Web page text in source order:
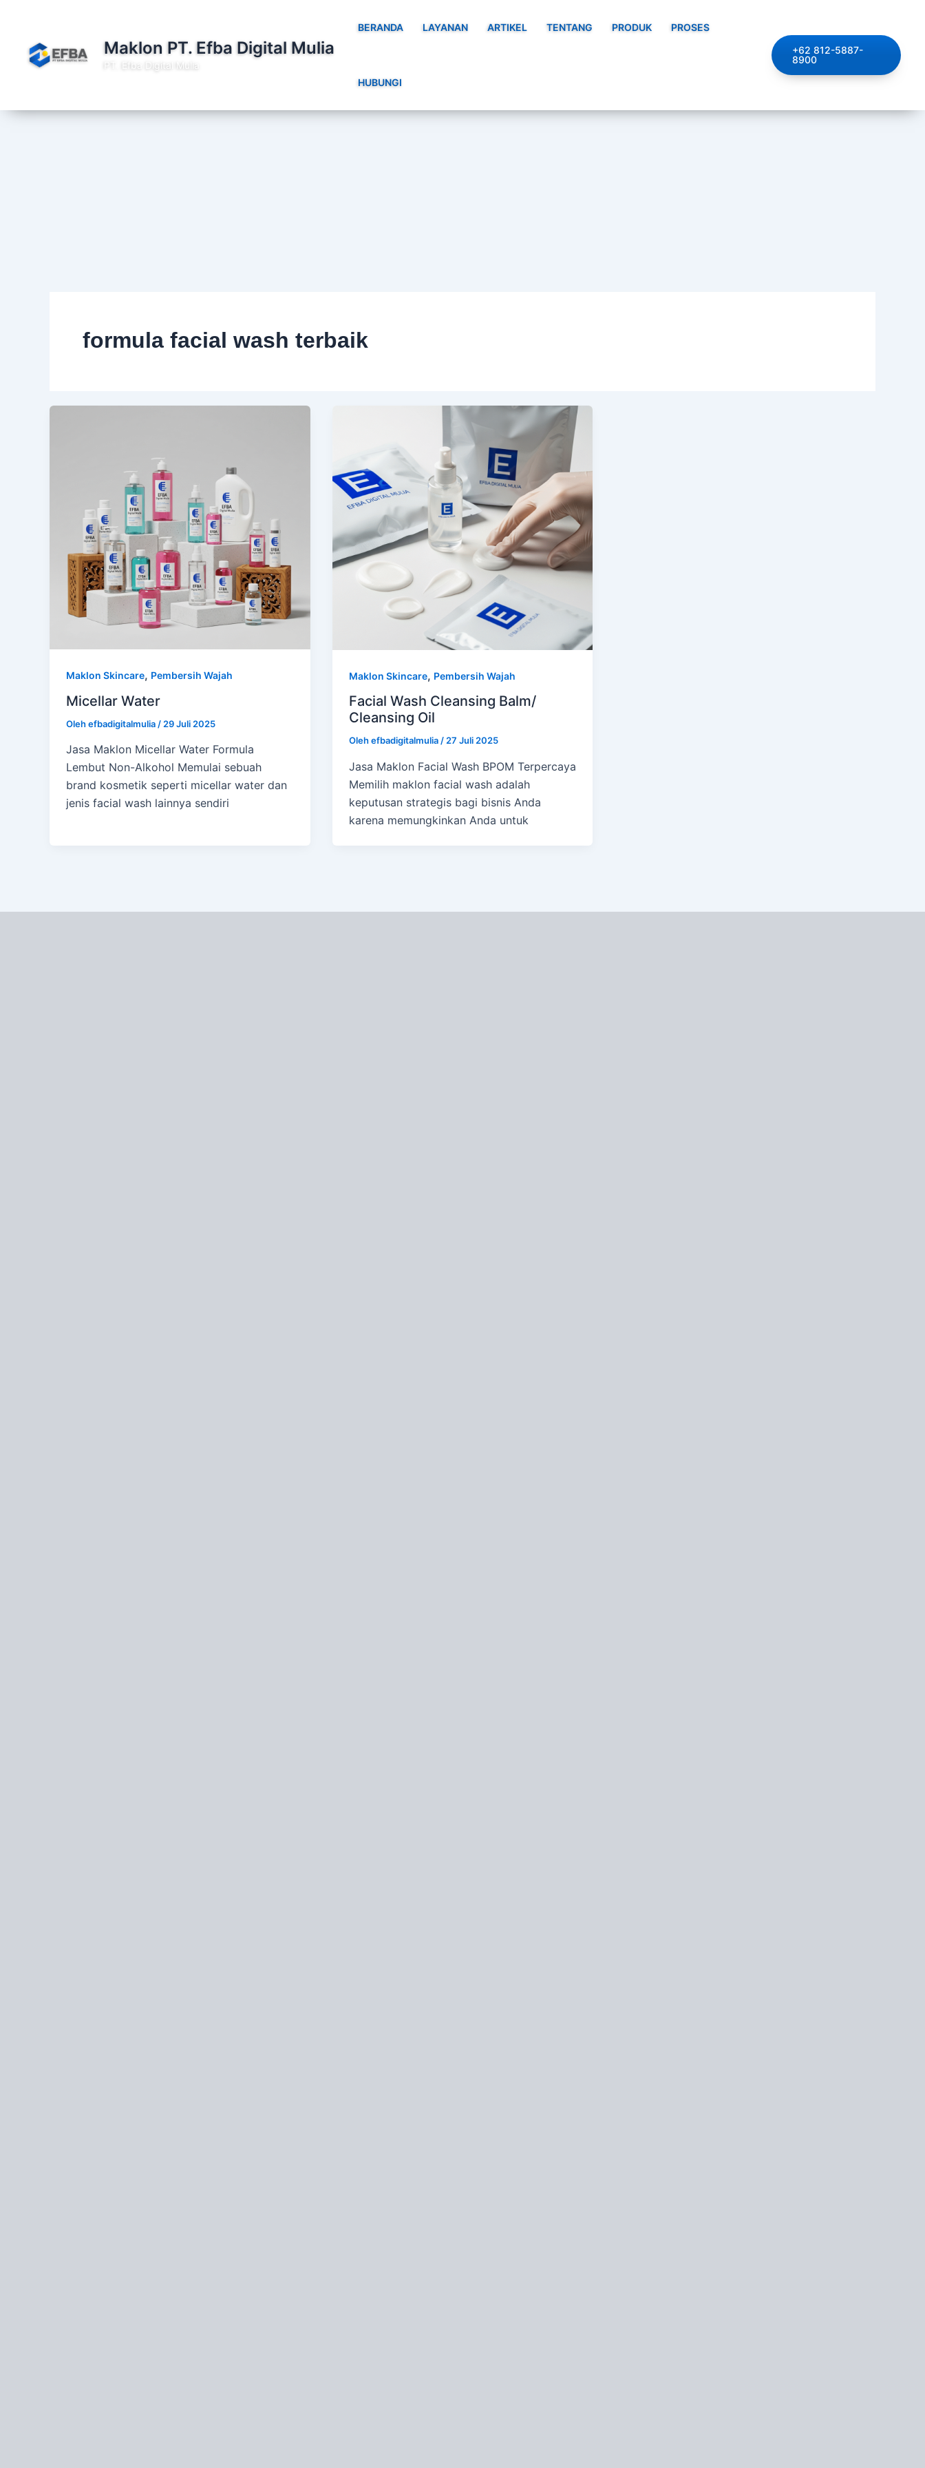
konten
Maklon PT. Efba Digital Mulia
PT. Efba Digital Mulia
BERANDA LAYANAN ARTIKEL TENTANG PRODUK PROSES
HUBUNGI
+62 812-5887-
8900
formula facial wash terbaik
Maklon Skincare, Pembersih Wajah
Micellar Water
Olehefbadigitalmulia / 29 Juli 2025
Jasa Maklon Micellar Water Formula
Lembut Non-Alkohol Memulai sebuah
brand kosmetik seperti micellar water dan
jenis facial wash lainnya sendiri
Maklon Skincare, Pembersih Wajah
Facial Wash Cleansing Balm/
Cleansing Oil
Olehefbadigitalmulia/27 Juli 2025
Jasa Maklon Facial Wash BPOM Terpercaya
Memilih maklon facial wash adalah
keputusan strategis bagi bisnis Anda
karena memungkinkan Anda untuk